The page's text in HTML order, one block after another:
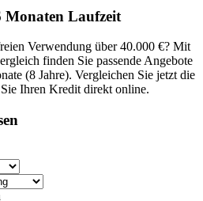
Monaten Laufzeit
Verwendung über 40.000 €? Mit
finden Sie passende Angebote
(8 Jahre). Vergleichen Sie jetzt die
Ihren Kredit direkt online.